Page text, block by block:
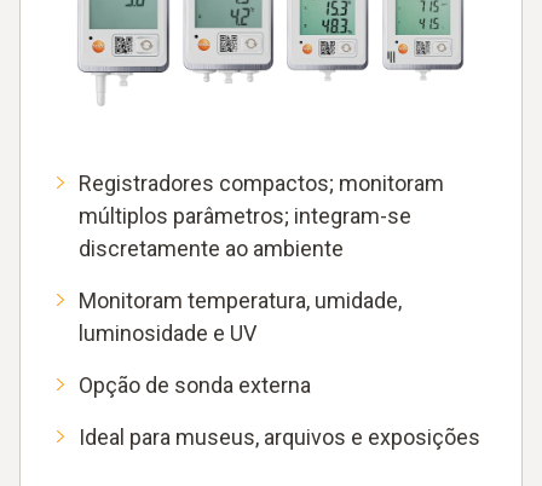
Registradores compactos; monitoram
múltiplos parâmetros; integram-se
discretamente ao ambiente
Monitoram temperatura, umidade,
luminosidade e UV
Opção de sonda externa
Ideal para museus, arquivos e exposições